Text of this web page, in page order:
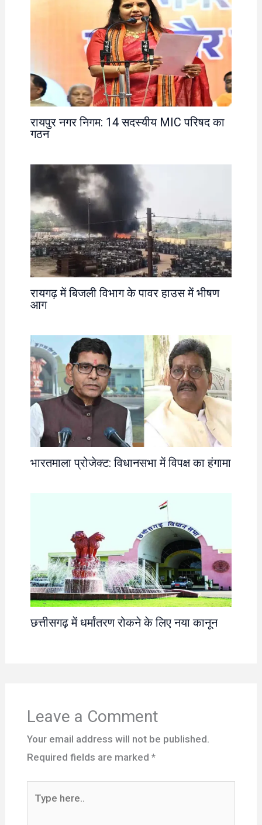
रायपुर नगर निगम: 14 सदस्यीय MIC परिषद का
गठन
रायगढ़ में बिजली विभाग के पावर हाउस में भीषण
आग
भारतमाला प्रोजेक्ट: विधानसभा में विपक्ष का हंगामा
छत्तीसगढ़ में धर्मांतरण रोकने के लिए नया कानून
Leave a Comment
Your email address will not be published.
Required fields are marked *